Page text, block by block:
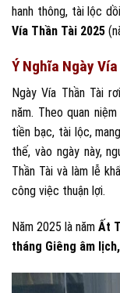
hanh thông, tài lộc
Vía Thần Tài 2025
Ý Nghĩa Ngày
Ngày Vía Thần Tài
năm. Theo quan
tiền bạc, tài lộc,
thế, vào ngày này,
Thần Tài và làm lễ
công việc thuận lợi.
Năm 2025 là năm Ất
tháng Giêng âm